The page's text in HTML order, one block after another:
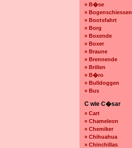
» B�se
» Bogenschiessen
» Bootsfahrt
» Borg
» Boxende
» Boxer
» Braune
» Brennende
» Brillen
» B�ro
» Bulldoggen
» Bus
C wie C�sar
» Cart
» Chameleon
» Chemiker
» Chihuahua
» Chinchillas